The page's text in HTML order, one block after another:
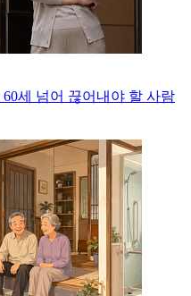
세 넘어 끊어내야 할 사람